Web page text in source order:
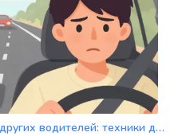
Как реагировать на агрессию других водителей: техники деэскалации для новичков